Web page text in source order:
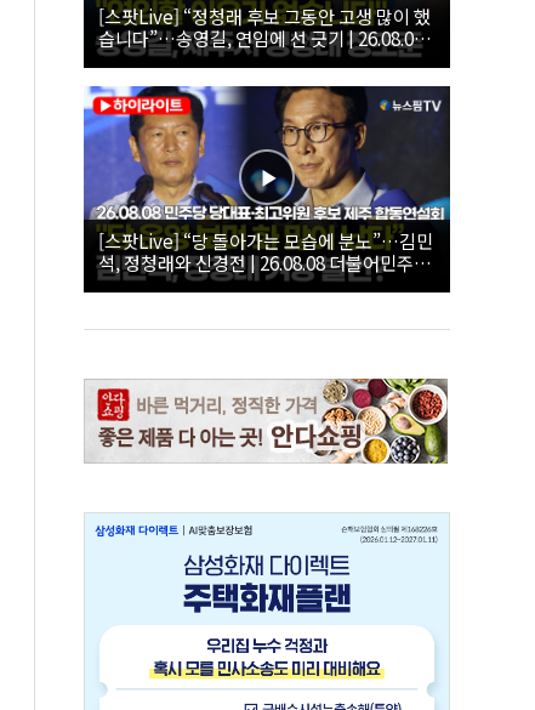
[스팟Live] “정청래 후보 그동안 고생 많이 했
습니다”…송영길, 연임에 선 긋기 | 26.08.08
더불어민주당 당대표·최고위원 후보 제주 합
동연설회
[스팟Live] “당 돌아가는 모습에 분노”…김민
석, 정청래와 신경전 | 26.08.08 더불어민주당
당대표·최고위원 후보 제주 합동연설회